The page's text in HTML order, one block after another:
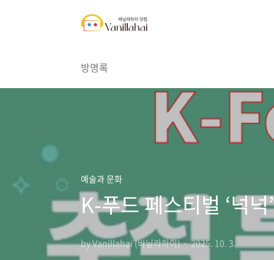
방명록
예술과 문화
K-푸드 페스티벌 ‘넉
by Vanillahai (바닐라하이) 2025. 10. 3.